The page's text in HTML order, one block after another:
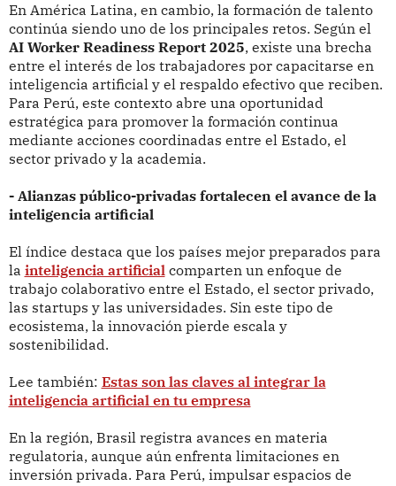
En América Latina, en cambio, la formación de talento
continúa siendo uno de los principales retos. Según el
AI Worker Readiness Report 2025, existe una brecha
entre el interés de los trabajadores por capacitarse en
inteligencia artificial y el respaldo efectivo que reciben.
Para Perú, este contexto abre una oportunidad
estratégica para promover la formación continua
mediante acciones coordinadas entre el Estado, el
sector privado y la academia.
- Alianzas público-privadas fortalecen el avance de la
inteligencia artificial
El índice destaca que los países mejor preparados para
la inteligencia artificialcomparten un enfoque de
trabajo colaborativo entre el Estado, el sector privado,
las startups y las universidades. Sin este tipo de
ecosistema, la innovación pierde escala y
sostenibilidad.
Lee también: Estas son las claves al integrar la
inteligencia artificial en tu empresa
En la región, Brasil registra avances en materia
regulatoria, aunque aún enfrenta limitaciones en
inversión privada. Para Perú, impulsar espacios de